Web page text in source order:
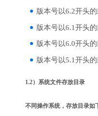
版本号以6.2开头
版本号以6.1开头
版本号以6.0开头
版本号以5.1开头
1.2）系统文件存放目录
不同操作系统，存放目录如